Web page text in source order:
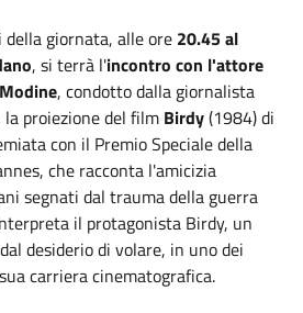
giornata, alle ore 20.45 al
, si terrà l'incontro con l'attore
, condotto dalla giornalista
proiezione del film Birdy(1984) di
con il Premio Speciale della
che racconta l'amicizia
segnati dal trauma della guerra
il protagonista Birdy, un
desiderio di volare, in uno dei
carriera cinematografica.